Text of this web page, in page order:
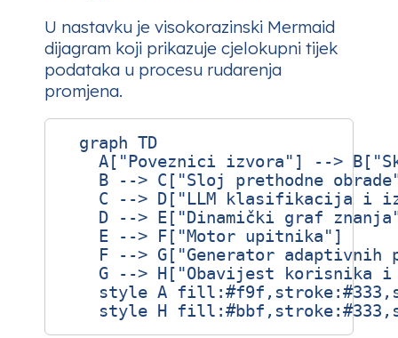
U nastavku je visokorazinski Mermaid
dijagram koji prikazuje cjelokupni tijek
podataka u procesu rudarenja
promjena.
  graph TD
A["Poveznici izvora"] -->
B --> C["Sloj prethodne
C --> D["LLM klasifikacija i
D --> E["Dinamički graf
    E --> F["Motor upitnika"]
F --> G["Generator adaptivnih
G --> H["Obavijest korisnika
style A